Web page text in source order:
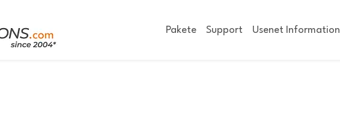
Pakete Support Usenet Information